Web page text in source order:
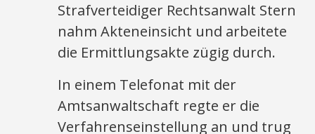
Strafverteidiger Rechtsanwalt Stern
nahm Akteneinsicht und arbeitete
die Ermittlungsakte zügig durch.
In einem Telefonat mit der
Amtsanwaltschaft regte er die
Verfahrenseinstellung an und trug